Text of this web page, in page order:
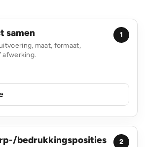
samen
maat, formaat,
afwerking.
1
bedrukkingsposities 2